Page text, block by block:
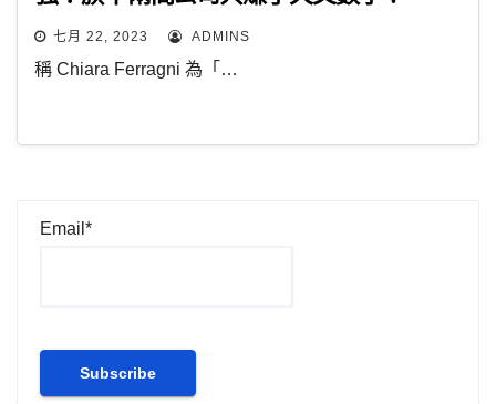
七月 22, 2023 ADMINS
稱 Chiara Ferragni 為「…
Email*